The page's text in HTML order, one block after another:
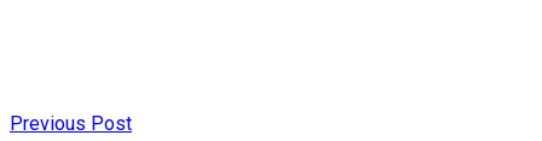
Previous Post